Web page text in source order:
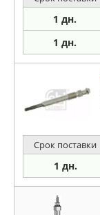
1 дн.
1 дн.
Срок поставки
1 дн.